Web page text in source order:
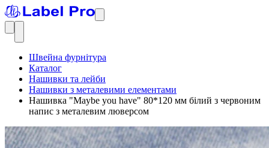
Швейна фурнітура
Каталог
Нашивки та лейби
Нашивки з металевими елементами
Нашивка "Maybe you have" 80*120 мм білий з червоним
напис з металевим люверсом